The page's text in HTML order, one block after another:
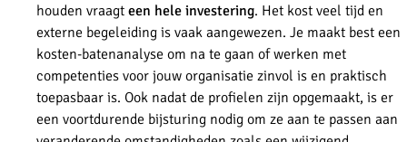
houden vraagt een hele investering. Het kost veel tijd en
externe begeleiding is vaak aangewezen. Je maakt best een
kosten-batenanalyse om na te gaan of werken met
competenties voor jouw organisatie zinvol is en praktisch
toepasbaar is. Ook nadat de profielen zijn opgemaakt, is er
een voortdurende bijsturing nodig om ze aan te passen aan